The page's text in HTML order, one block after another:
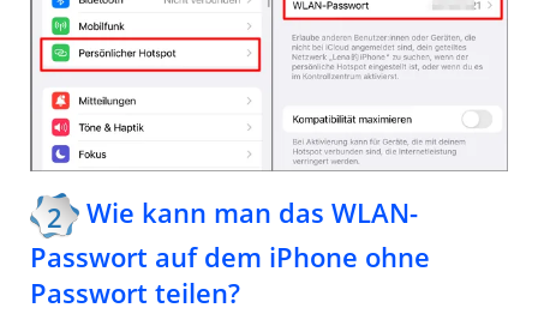
2
Wie kann man das WLAN-
Passwort auf dem iPhone ohne
Passwort teilen?